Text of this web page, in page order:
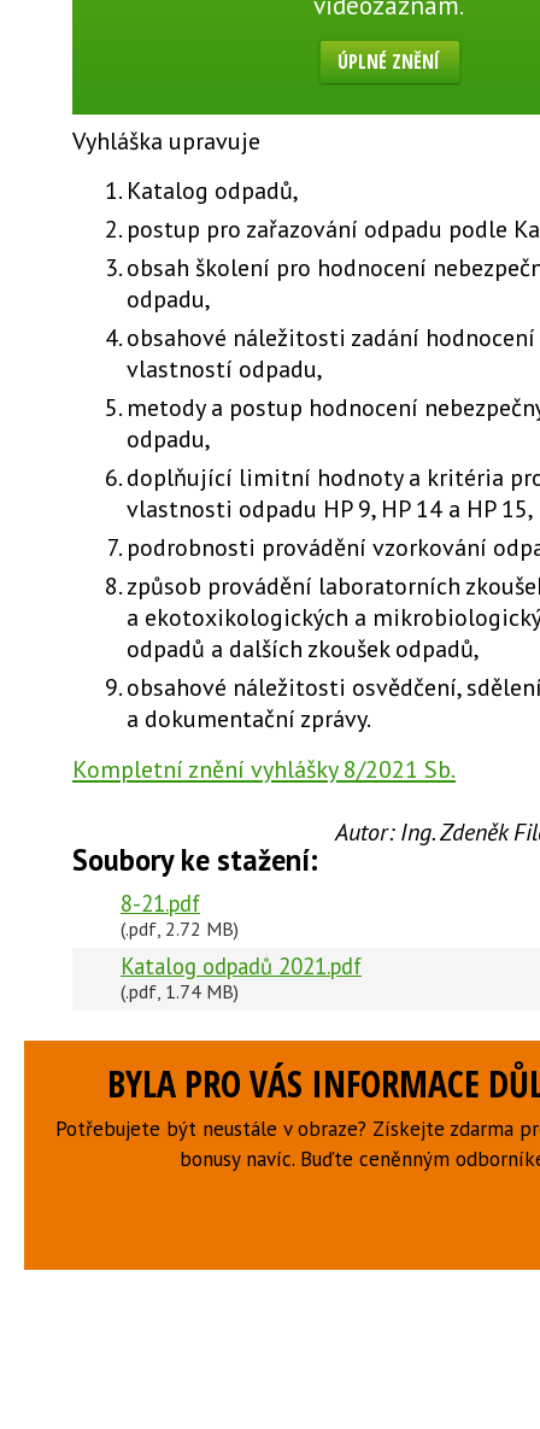
ÚPLNÉ ZNĚNÍ
Vyhláška upravuje
Katalog odpadů,
postup pro zařazování odpadu podle
obsah školení pro hodnocení
odpadu,
obsahové náležitosti zadání hodnocení
vlastností odpadu,
metody a postup hodnocení
odpadu,
doplňující limitní hodnoty a kritéria
vlastnosti odpadu HP 9, HP 14 a HP 15,
podrobnosti provádění vzorkování
způsob provádění laboratorních
a ekotoxikologických a
odpadů a dalších zkoušek odpadů,
obsahové náležitosti osvědčení,
a dokumentační zprávy.
Kompletní znění vyhlášky 8/2021 Sb.
Autor:Ing. Zdeněk
Soubory ke stažení:
8-21.pdf
(.pdf, 2.72 MB)
Katalog odpadů 2021.pdf
(.pdf, 1.74 MB)
BYLA PRO VÁS INFORMACE
Potřebujete být neustále v obraze? Získejte zdarma
bonusy navíc. Buďte ceněnným